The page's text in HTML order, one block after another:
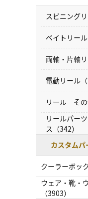
スピニング
ベイトリール
両軸・片軸リ
電動リール（
リール その
リールパー
ス（342）
カスタムパ
クーラーボッ
ウェア・靴・
（3903）